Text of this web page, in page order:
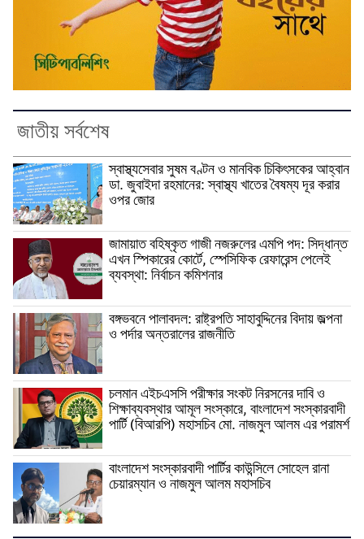
জাতীয় সর্বশেষ
স্বাস্থ্যসেবার সুষম বণ্টন ও মানবিক চিকিৎসকের আহ্বান
ডা. জুবাইদা রহমানের: স্বাস্থ্য খাতের বৈষম্য দূর করার
ওপর জোর
জামায়াত বহিষ্কৃত গাজী নজরুলের এমপি পদ: সিদ্ধান্ত
এখন স্পিকারের কোর্টে, স্পেসিফিক রেফারেন্স পেলেই
ব্যবস্থা: নির্বাচন কমিশনার
বঙ্গভবনে পালাবদল: রাষ্ট্রপতি সাহাবুদ্দিনের বিদায় জল্পনা
ও পর্দার অন্তরালের রাজনীতি
চলমান এইচএসসি পরীক্ষার সংকট নিরসনের দাবি ও
শিক্ষাব্যবস্থার আমূল সংস্কারে, বাংলাদেশ সংস্কারবাদী
পার্টি (বিআরপি) মহাসচিব মো. নাজমুল আলম এর পরামর্শ
বাংলাদেশ সংস্কারবাদী পার্টির কাউন্সিলে সোহেল রানা
চেয়ারম্যান ও নাজমুল আলম মহাসচিব